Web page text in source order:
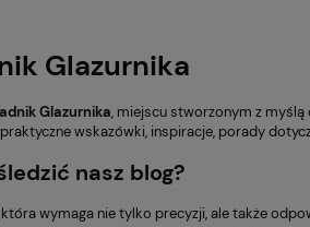
Glazurnika
Glazurnika, miejscu stworzonym z myślą
wskazówki, inspiracje, porady
nasz blog?
wymaga nie tylko precyzji, ale także